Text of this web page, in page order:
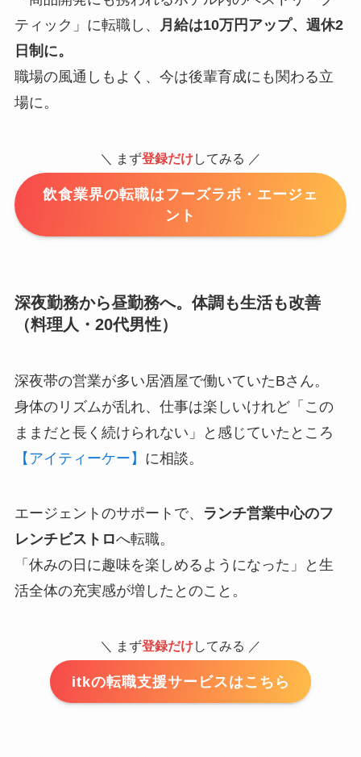
ティック」に転職し、
月給は10万円アップ、週休2
日制に。
職場の風通しもよく、今は後輩育成にも関わる立
場に。
＼ まず登録だけしてみる ／
飲食業界の転職はフーズラボ・エージェ
ント
深夜勤務から昼勤務へ。体調も生活も改善
（料理人・20代男性）
深夜帯の営業が多い居酒屋で働いていたBさん。
身体のリズムが乱れ、仕事は楽しいけれど「この
ままだと長く続けられない」と感じていたところ
【アイティーケー】 に相談。
エージェントのサポートで、
ランチ営業中心のフ
レンチビストロへ転職。
「休みの日に趣味を楽しめるようになった」と生
活全体の充実感が増したとのこと。
＼ まず登録だけしてみる ／
itkの転職支援サービスはこちら